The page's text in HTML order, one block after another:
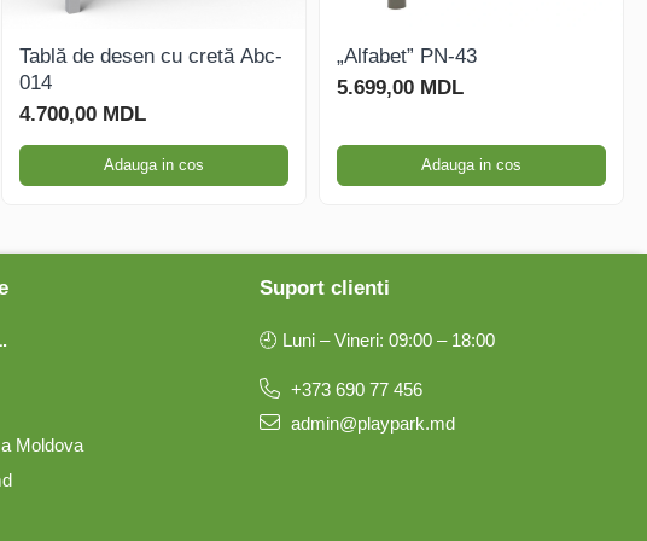
Tablă de desen cu cretă Abc-
014
4.700,00 MDL
Adauga in cos
„Alfabet” PN-43
5.699,00 MDL
Adauga in cos
Moldova
Suport clienti
🕘 Luni – Vineri: 09:00 – 18:00
+373 690 77 456
admin@playpark.md